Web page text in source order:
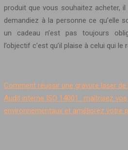
produit que vous souhaitez acheter,
demandiez à la personne ce qu’elle
un cadeau n’est pas toujours
l’objectif c’est qu’il plaise à celui qui le
Comment réussir une gravure laser
Audit interne ISO 14001 : maîtrisez
environnementaux et améliorez votre